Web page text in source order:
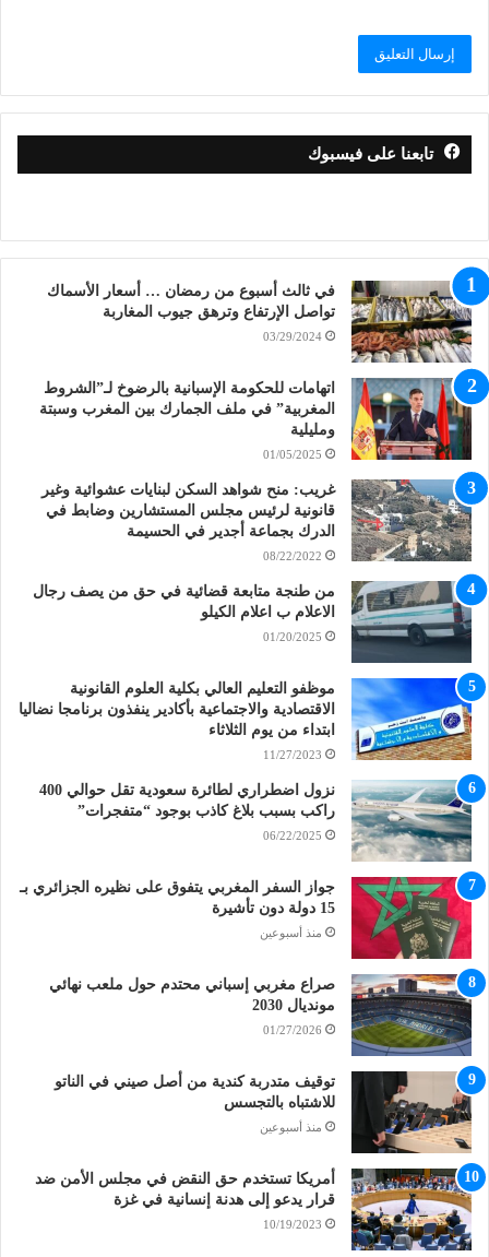
تابعنا على فيسبوك
في ثالث أسبوع من رمضان … أسعار الأسماك
تواصل الإرتفاع وترهق جيوب المغاربة
03/29/2024
اتهامات للحكومة الإسبانية بالرضوخ لـ”الشروط
المغربية” في ملف الجمارك بين المغرب وسبتة
ومليلية
01/05/2025
غريب: منح شواهد السكن لبنايات عشوائية وغير
قانونية لرئيس مجلس المستشارين وضابط في
الدرك بجماعة أجدير في الحسيمة
08/22/2022
من طنجة متابعة قضائية في حق من يصف رجال
الاعلام ب اعلام الكيلو
01/20/2025
موظفو التعليم العالي بكلية العلوم القانونية
الاقتصادية والاجتماعية بأكادير ينفذون برنامجا نضاليا
ابتداء من يوم الثلاثاء
11/27/2023
نزول اضطراري لطائرة سعودية تقل حوالي 400
راكب بسبب بلاغ كاذب بوجود “متفجرات”
06/22/2025
جواز السفر المغربي يتفوق على نظيره الجزائري بـ
15 دولة دون تأشيرة
منذ أسبوعين
صراع مغربي إسباني محتدم حول ملعب نهائي
مونديال 2030
01/27/2026
توقيف متدربة كندية من أصل صيني في الناتو
للاشتباه بالتجسس
منذ أسبوعين
أمريكا تستخدم حق النقض في مجلس الأمن ضد
قرار يدعو إلى هدنة إنسانية في غزة
10/19/2023